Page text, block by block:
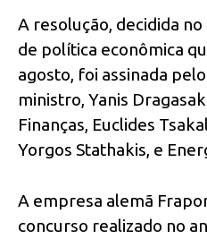
A resolução, decidida
de política econômica
agosto, foi assinada
ministro, Yanis
Finanças, Euclides
Yorgos Stathakis, e
A empresa alemã
concurso realizado no